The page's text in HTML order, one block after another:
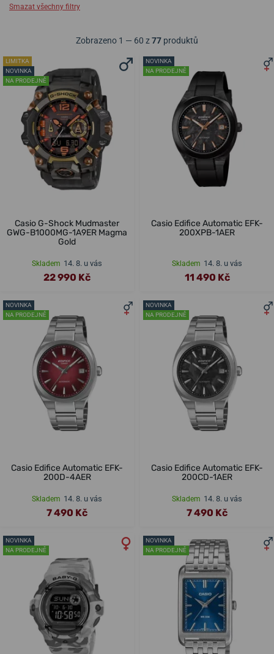
Smazat všechny filtry
Zobrazeno 1 — 60 z77 produktů
LIMITKA
NOVINKA
NA PRODEJNĚ
Casio G-Shock Mudmaster
GWG-B1000MG-1A9ER Magma
Gold
Skladem 14. 8. u vás
22 990 Kč
NOVINKA
NA PRODEJNĚ
Casio Edifice Automatic EFK-
200XPB-1AER
Skladem 14. 8. u vás
11 490 Kč
NOVINKA
NA PRODEJNĚ
Casio Edifice Automatic EFK-
200D-4AER
Skladem 14. 8. u vás
7 490 Kč
NOVINKA
NA PRODEJNĚ
Casio Edifice Automatic EFK-
200CD-1AER
Skladem 14. 8. u vás
7 490 Kč
NOVINKA
NA PRODEJNĚ
NOVINKA
NA PRODEJNĚ